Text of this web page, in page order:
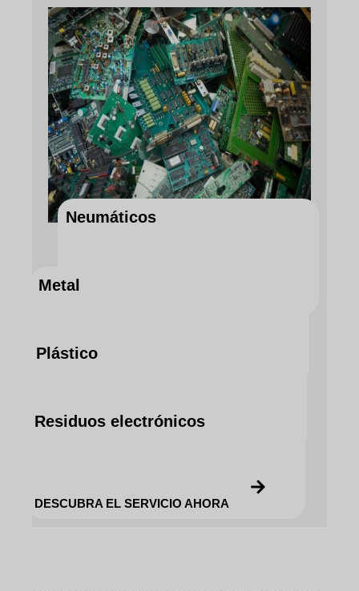
Neumáticos
Metal
Plástico
Residuos electrónicos
DESCUBRA EL SERVICIO AHORA